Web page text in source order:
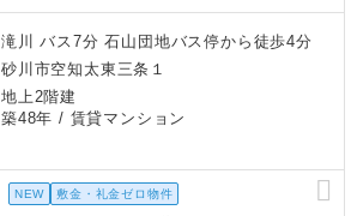
滝川 バス7分 石山団地バス停から徒歩4分
砂川市空知太東三条１
地上2階建
築48年 / 賃貸マンション
NEW 敷金・礼金ゼロ物件